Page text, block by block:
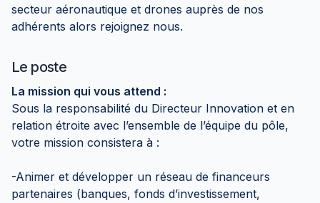
secteur aéronautique et drones auprès de nos
adhérents alors rejoignez nous.
Le poste
La mission qui vous attend :
Sous la responsabilité du Directeur Innovation et en
relation étroite avec l’ensemble de l’équipe du pôle,
votre mission consistera à :
-Animer et développer un réseau de financeurs
partenaires (banques, fonds d’investissement,